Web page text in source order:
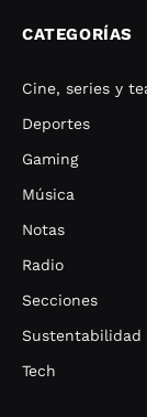
CATEGORÍAS
Cine, series y
Deportes
Gaming
Música
Notas
Radio
Secciones
Sustentabilidad
Tech